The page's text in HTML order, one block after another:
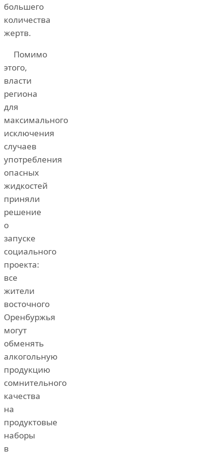
большего
количества
жертв.
Помимо
этого,
власти
региона
для
максимального
исключения
случаев
употребления
опасных
жидкостей
приняли
решение
о
запуске
социального
проекта:
все
жители
восточного
Оренбуржья
могут
обменять
алкогольную
продукцию
сомнительного
качества
на
продуктовые
наборы
в